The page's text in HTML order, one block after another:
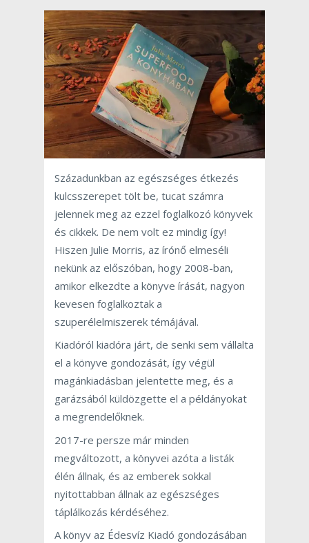
Századunkban az egészséges étkezés
kulcsszerepet tölt be, tucat számra
jelennek meg az ezzel foglalkozó könyvek
és cikkek. De nem volt ez mindig így!
Hiszen Julie Morris, az írónő elmeséli
nekünk az előszóban, hogy 2008-ban,
amikor elkezdte a könyve írását, nagyon
kevesen foglalkoztak a
szuperélelmiszerek témájával.
Kiadóról kiadóra járt, de senki sem vállalta
el a könyve gondozását, így végül
magánkiadásban jelentette meg, és a
garázsából küldözgette el a példányokat
a megrendelőknek.
2017-re persze már minden
megváltozott, a könyvei azóta a listák
élén állnak, és az emberek sokkal
nyitottabban állnak az egészséges
táplálkozás kérdéséhez.
A könyv az Édesvíz Kiadó gondozásában